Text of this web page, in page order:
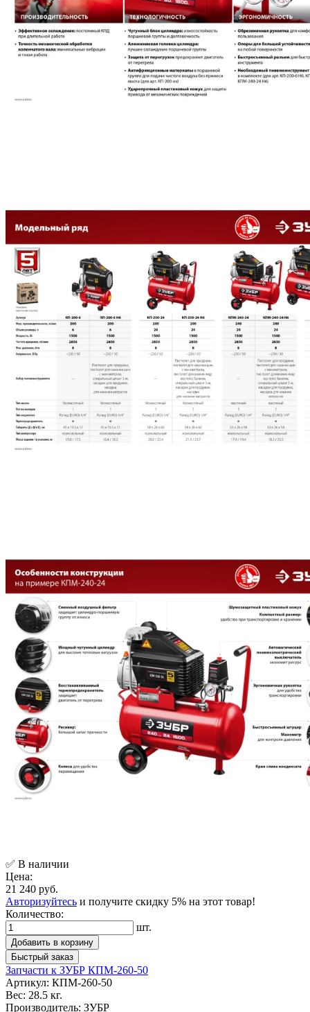
✅ В наличии
Цена:
21 240 руб.
Авторизуйтесь и получите скидку 5% на этот товар!
Количество:
шт.
Добавить в корзину
Быстрый заказ
Запчасти к ЗУБР КПМ-260-50
Артикул: КПМ-260-50
Вес: 28.5 кг.
Производитель: ЗУБР